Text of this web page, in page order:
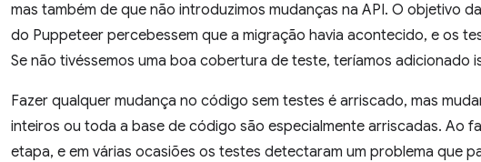
mas também de que não introduzimos mudanças na API. O objetivo
do Puppeteer percebessem que a migração havia acontecido, e os
Se não tivéssemos uma boa cobertura de teste, teríamos adicionado
Fazer qualquer mudança no código sem testes é arriscado, mas
inteiros ou toda a base de código são especialmente arriscadas. Ao
etapa, e em várias ocasiões os testes detectaram um problema que